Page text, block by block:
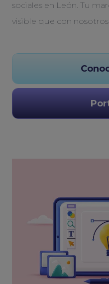
sociales en León. Tu
visible que con nosotros.